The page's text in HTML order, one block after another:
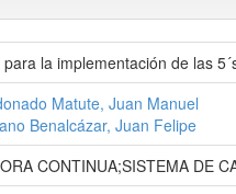
para la implementación de las
Matute, Juan Manuel
Benalcázar, Juan Felipe
CONTINUA;SISTEMA DE